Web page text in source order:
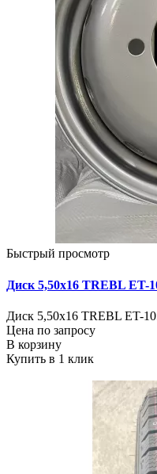
Быстрый просмотр
Диск 5,50х16 TREBL ET-
Диск 5,50х16 TREBL ET-
Цена по запросу
В корзину
Купить в 1 клик